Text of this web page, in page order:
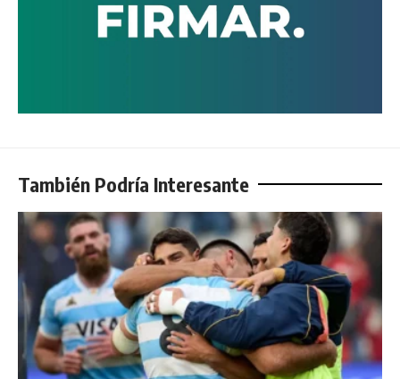
También Podría Interesante